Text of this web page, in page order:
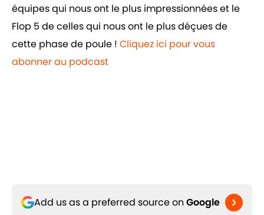
équipes qui nous ont le plus impressionnées et le
Flop 5 de celles qui nous ont le plus déçues de
cette phase de poule ! Cliquez ici pour vous
abonner au podcast
Add us as a preferred source on Google